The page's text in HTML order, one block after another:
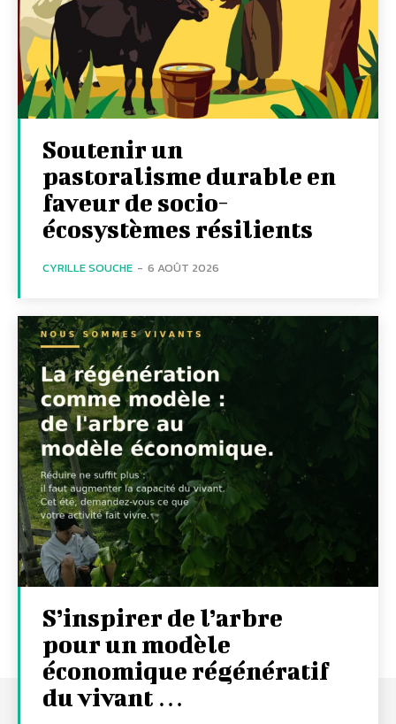
Soutenir un
pastoralisme durable en
faveur de socio-
écosystèmes résilients
CYRILLE SOUCHE - 6 AOÛT 2026
S’inspirer de l’arbre
pour un modèle
économique régénératif
du vivant …